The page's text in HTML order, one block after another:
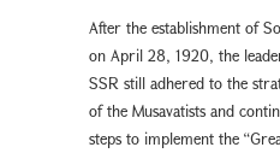
After the establishment of
on April 28, 1920, the
SSR still adhered to the
of the Musavatists and
steps to implement the